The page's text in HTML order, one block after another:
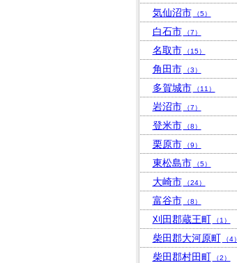
気仙沼市 （5）
白石市 （7）
名取市 （15）
角田市 （3）
多賀城市 （11）
岩沼市 （7）
登米市 （8）
栗原市 （9）
東松島市 （5）
大崎市 （24）
富谷市 （8）
刈田郡蔵王町 （1）
柴田郡大河原町 （4）
柴田郡村田町 （2）